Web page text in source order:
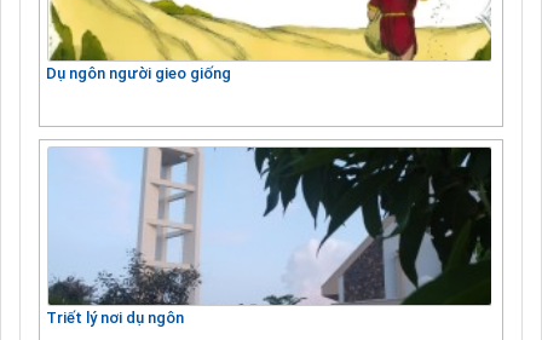
Dụ ngôn người gieo giống
Triết lý nơi dụ ngôn